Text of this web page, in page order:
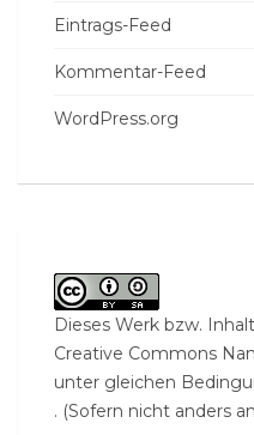
Eintrags-Feed
Kommentar-Feed
WordPress.org
Dieses Werk bzw.
Creative Commons
unter gleichen
. (Sofern nicht anders